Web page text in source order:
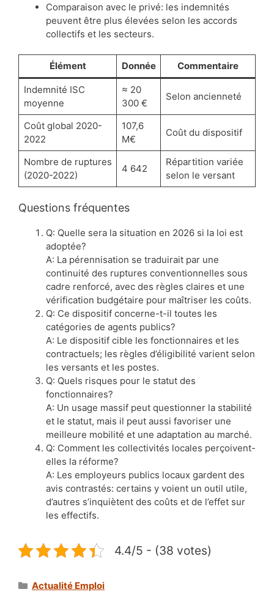
Comparaison avec le privé: les indemnités
peuvent être plus élevées selon les accords
collectifs et les secteurs.
Élément Donnée Commentaire
Indemnité ISC
moyenne
≈ 20
300 €
Selon ancienneté
Coût global 2020-
2022
107,6
M€
Coût du dispositif
Nombre de ruptures
(2020-2022)
4 642
Répartition variée
selon le versant
Questions fréquentes
Q: Quelle sera la situation en 2026 si la loi est
adoptée?
A: La pérennisation se traduirait par une
continuité des ruptures conventionnelles sous
cadre renforcé, avec des règles claires et une
vérification budgétaire pour maîtriser les coûts.
Q: Ce dispositif concerne-t-il toutes les
catégories de agents publics?
A: Le dispositif cible les fonctionnaires et les
contractuels; les règles d’éligibilité varient selon
les versants et les postes.
Q: Quels risques pour le statut des
fonctionnaires?
A: Un usage massif peut questionner la stabilité
et le statut, mais il peut aussi favoriser une
meilleure mobilité et une adaptation au marché.
Q: Comment les collectivités locales perçoivent-
elles la réforme?
A: Les employeurs publics locaux gardent des
avis contrastés: certains y voient un outil utile,
d’autres s’inquiètent des coûts et de l’effet sur
les effectifs.
4.4/5 - (38 votes)
Catégories
Actualité Emploi